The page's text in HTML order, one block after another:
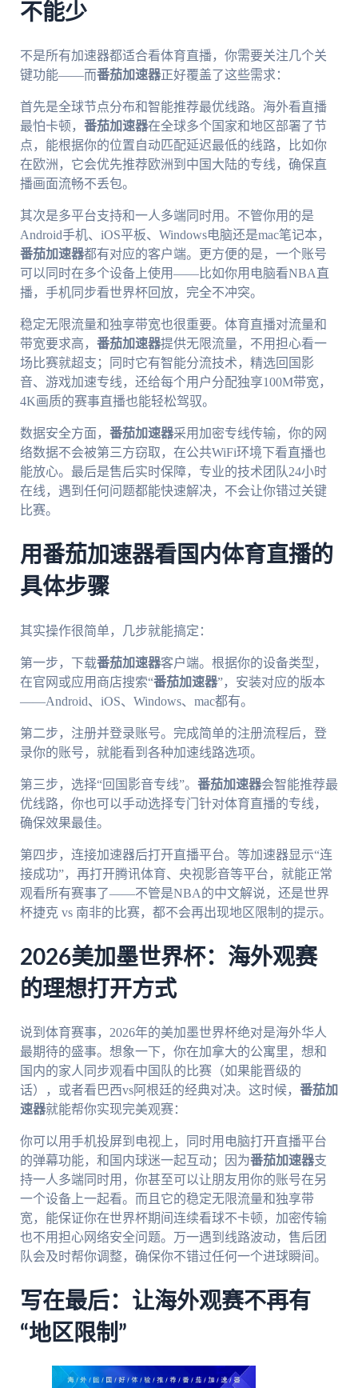
不能少
不是所有加速器都适合看体育直播，你需要关注几个关
键功能——而番茄加速器正好覆盖了这些需求：
首先是全球节点分布和智能推荐最优线路。海外看直播
最怕卡顿， 番茄加速器在全球多个国家和地区部署了节
点，能根据你的位置自动匹配延迟最低的线路，比如你
在欧洲，它会优先推荐欧洲到中国大陆的专线，确保直
播画面流畅不丢包。
其次是多平台支持和一人多端同时用。不管你用的是
Android手机、iOS平板、Windows电脑还是mac笔记本，
番茄加速器都有对应的客户端。更方便的是，一个账号
可以同时在多个设备上使用——比如你用电脑看NBA直
播，手机同步看世界杯回放，完全不冲突。
稳定无限流量和独享带宽也很重要。体育直播对流量和
带宽要求高， 番茄加速器提供无限流量，不用担心看一
场比赛就超支；同时它有智能分流技术，精选回国影
音、游戏加速专线，还给每个用户分配独享100M带宽，
4K画质的赛事直播也能轻松驾驭。
数据安全方面， 番茄加速器采用加密专线传输，你的网
络数据不会被第三方窃取，在公共WiFi环境下看直播也
能放心。最后是售后实时保障，专业的技术团队24小时
在线，遇到任何问题都能快速解决，不会让你错过关键
比赛。
用番茄加速器看国内体育直播的
具体步骤
其实操作很简单，几步就能搞定：
第一步，下载番茄加速器客户端。根据你的设备类型，
在官网或应用商店搜索“番茄加速器”，安装对应的版本
——Android、iOS、Windows、mac都有。
第二步，注册并登录账号。完成简单的注册流程后，登
录你的账号，就能看到各种加速线路选项。
第三步，选择“回国影音专线”。 番茄加速器会智能推荐最
优线路，你也可以手动选择专门针对体育直播的专线，
确保效果最佳。
第四步，连接加速器后打开直播平台。等加速器显示“连
接成功”，再打开腾讯体育、央视影音等平台，就能正常
观看所有赛事了——不管是NBA的中文解说，还是世界
杯捷克 vs 南非的比赛，都不会再出现地区限制的提示。
2026美加墨世界杯：海外观赛
的理想打开方式
说到体育赛事，2026年的美加墨世界杯绝对是海外华人
最期待的盛事。想象一下，你在加拿大的公寓里，想和
国内的家人同步观看中国队的比赛（如果能晋级的
话），或者看巴西vs阿根廷的经典对决。这时候， 番茄加
速器就能帮你实现完美观赛：
你可以用手机投屏到电视上，同时用电脑打开直播平台
的弹幕功能，和国内球迷一起互动；因为番茄加速器支
持一人多端同时用，你甚至可以让朋友用你的账号在另
一个设备上一起看。而且它的稳定无限流量和独享带
宽，能保证你在世界杯期间连续看球不卡顿，加密传输
也不用担心网络安全问题。万一遇到线路波动，售后团
队会及时帮你调整，确保你不错过任何一个进球瞬间。
写在最后：让海外观赛不再有
“地区限制”